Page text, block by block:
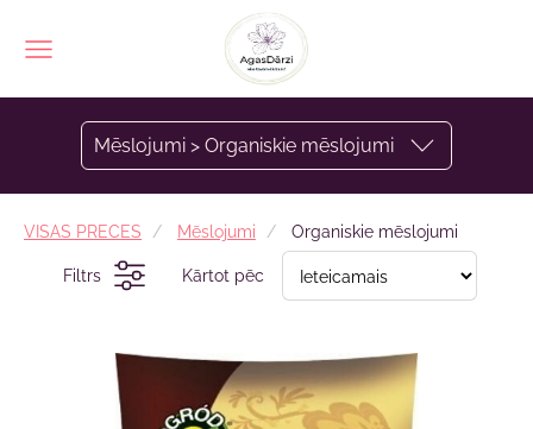
Mēslojumi > Organiskie mēslojumi
VISAS PRECES Mēslojumi Organiskie mēslojumi
Filtrs Kārtot pēc